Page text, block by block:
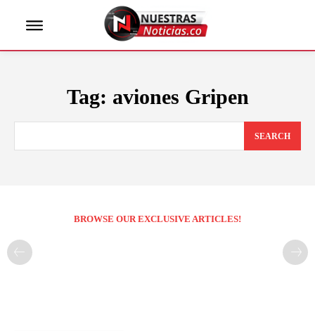
Tag: aviones Gripen
SEARCH
BROWSE OUR EXCLUSIVE ARTICLES!